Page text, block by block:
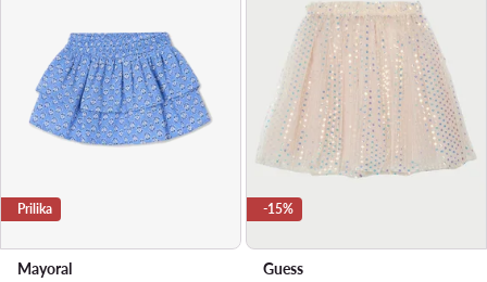
Prilika
Mayoral
-15%
Guess